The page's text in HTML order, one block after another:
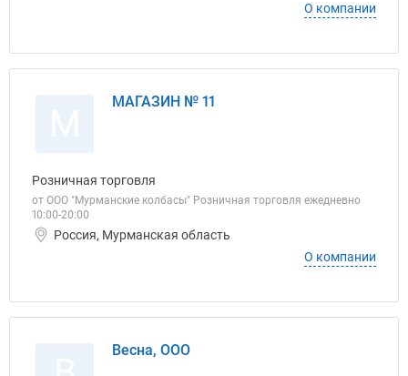
О компании
МАГАЗИН № 11
Розничная торговля
от ООО "Мурманские колбасы" Розничная торговля ежедневно
10:00-20:00
Россия, Мурманская область
О компании
Весна, ООО